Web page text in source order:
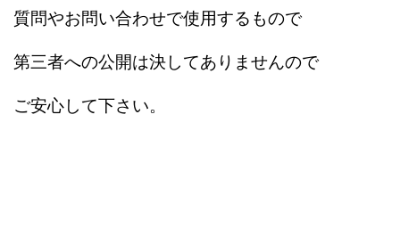
質問やお問い合わせで使用するもので
第三者への公開は決してありませんので
ご安心して下さい。